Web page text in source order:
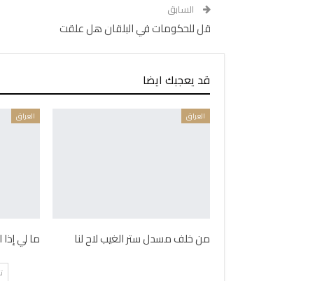
السابق
قل للحكومات في البلقان هل علقت
قد يعجبك ايضا
العراق
من خلف مسدل ستر الغيب لاح لنا
العراق
ما لي